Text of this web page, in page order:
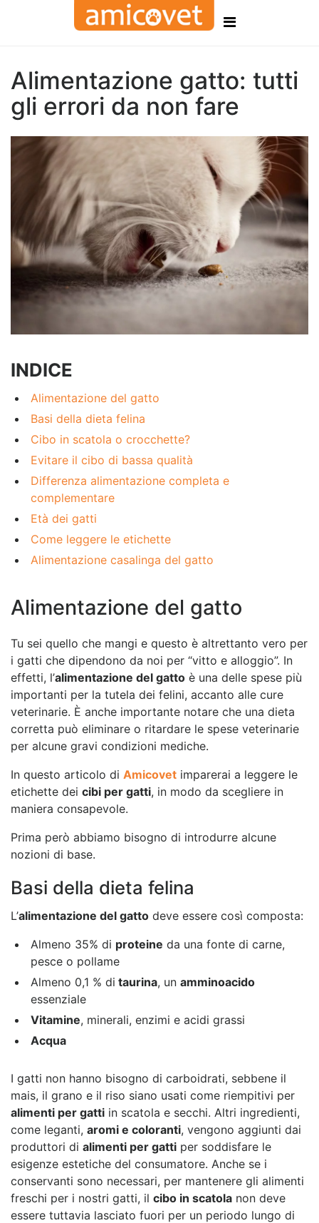
Alimentazione gatto: tutti
gli errori da non fare
INDICE
Alimentazione del gatto
Basi della dieta felina
Cibo in scatola o crocchette?
Evitare il cibo di bassa qualità
Differenza alimentazione completa e
complementare
Età dei gatti
Come leggere le etichette
Alimentazione casalinga del gatto
Alimentazione del gatto
Tu sei quello che mangi e questo è altrettanto vero per
i gatti che dipendono da noi per “vitto e alloggio”. In
effetti, l’alimentazione del gatto è una delle spese più
importanti per la tutela dei felini, accanto alle cure
veterinarie. È anche importante notare che una dieta
corretta può eliminare o ritardare le spese veterinarie
per alcune gravi condizioni mediche.
In questo articolo di Amicovet imparerai a leggere le
etichette dei cibi per gatti, in modo da scegliere in
maniera consapevole.
Prima però abbiamo bisogno di introdurre alcune
nozioni di base.
Basi della dieta felina
L’alimentazione del gatto deve essere così composta:
Almeno 35% di proteine da una fonte di carne,
pesce o pollame
Almeno 0,1 % di taurina, un amminoacido
essenziale
Vitamine, minerali, enzimi e acidi grassi
Acqua
I gatti non hanno bisogno di carboidrati, sebbene il
mais, il grano e il riso siano usati come riempitivi per
alimenti per gatti in scatola e secchi. Altri ingredienti,
come leganti, aromi e coloranti, vengono aggiunti dai
produttori di alimenti per gatti per soddisfare le
esigenze estetiche del consumatore. Anche se i
conservanti sono necessari, per mantenere gli alimenti
freschi per i nostri gatti, il cibo in scatola non deve
essere tuttavia lasciato fuori per un periodo lungo di